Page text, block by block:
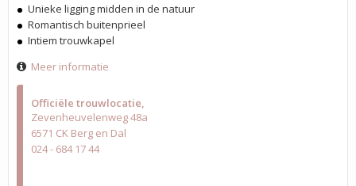
Officiële trouwlocatie
Zevenheuvelenweg 48a
6571 CK Berg en Dal
024 - 684 17 44
Unieke ligging midden in de natuur
Romantisch buitenprieel
Intiem trouwkapel
Meer informatie